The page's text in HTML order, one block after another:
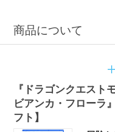
商品について
『ドラゴンクエス
ビアンカ・フローラ
フト】